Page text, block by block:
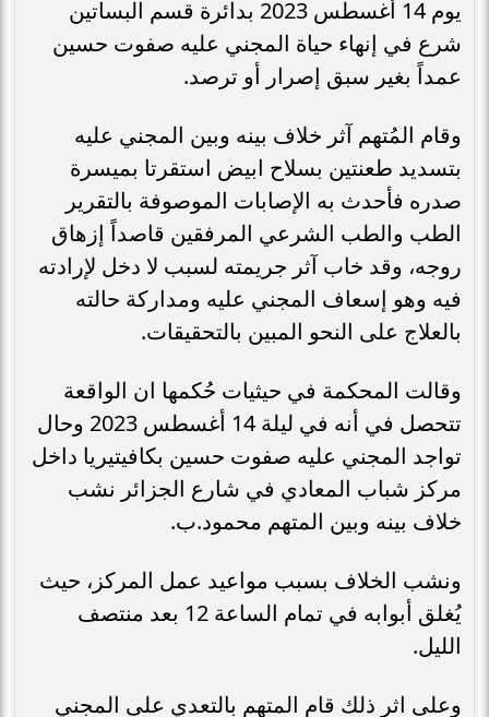
يوم 14 أغسطس 2023 بدائرة قسم البساتين
شرع في إنهاء حياة المجني عليه صفوت حسين
عمداً بغير سبق إصرار أو ترصد.
وقام المُتهم آثر خلاف بينه وبين المجني عليه
بتسديد طعنتين بسلاح ابيض استقرتا بميسرة
صدره فأحدث به الإصابات الموصوفة بالتقرير
الطب والطب الشرعي المرفقين قاصداً إزهاق
روجه، وقد خاب آثر جريمته لسبب لا دخل لإرادته
فيه وهو إسعاف المجني عليه ومداركة حالته
بالعلاج على النحو المبين بالتحقيقات.
وقالت المحكمة في حيثيات حُكمها ان الواقعة
تتحصل في أنه في ليلة 14 أغسطس 2023 وحال
تواجد المجني عليه صفوت حسين بكافيتيريا داخل
مركز شباب المعادي في شارع الجزائر نشب
خلاف بينه وبين المتهم محمود.ب.
ونشب الخلاف بسبب مواعيد عمل المركز، حيث
يُغلق أبوابه في تمام الساعة 12 بعد منتصف
الليل.
وعلى اثر ذلك قام المتهم بالتعدي على المجني